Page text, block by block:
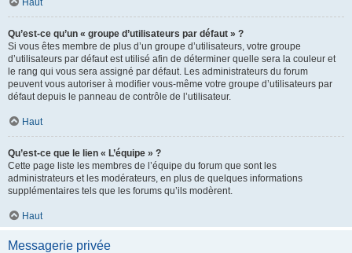
Haut
Qu’est-ce qu’un « groupe d’utilisateurs par défaut » ?
Si vous êtes membre de plus d’un groupe d’utilisateurs, votre groupe
d’utilisateurs par défaut est utilisé afin de déterminer quelle sera la couleur et
le rang qui vous sera assigné par défaut. Les administrateurs du forum
peuvent vous autoriser à modifier vous-même votre groupe d’utilisateurs par
défaut depuis le panneau de contrôle de l’utilisateur.
Haut
Qu’est-ce que le lien « L’équipe » ?
Cette page liste les membres de l’équipe du forum que sont les
administrateurs et les modérateurs, en plus de quelques informations
supplémentaires tels que les forums qu’ils modèrent.
Haut
Messagerie privée